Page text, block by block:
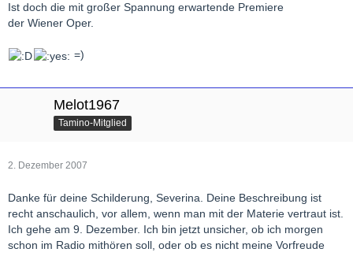
Ist doch die mit großer Spannung erwartende Premiere
der Wiener Oper.
=)
Melot1967
Tamino-Mitglied
2. Dezember 2007
Danke für deine Schilderung, Severina. Deine Beschreibung ist
recht anschaulich, vor allem, wenn man mit der Materie vertraut ist.
Ich gehe am 9. Dezember. Ich bin jetzt unsicher, ob ich morgen
schon im Radio mithören soll, oder ob es nicht meine Vorfreude